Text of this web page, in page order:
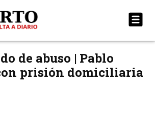
de abuso | Pablo
prisión domiciliaria